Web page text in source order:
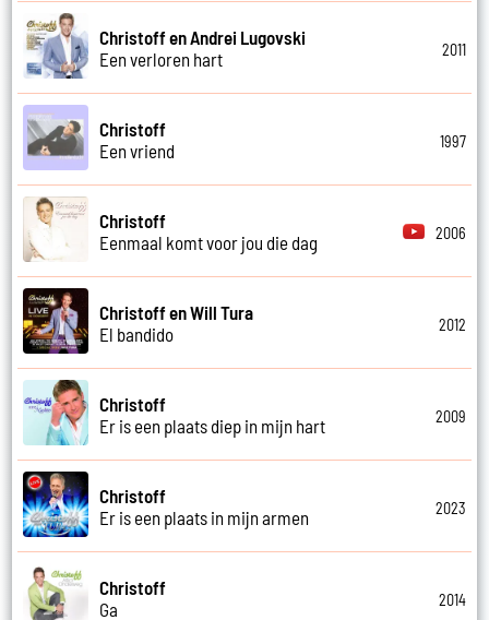
Christoff en Andrei Lugovski
Een verloren hart
2011
Christoff
Een vriend
1997
Christoff
Eenmaal komt voor jou die dag
2006
Christoff en Will Tura
El bandido
2012
Christoff
Er is een plaats diep in mijn hart
2009
Christoff
Er is een plaats in mijn armen
2023
Christoff
Ga
2014